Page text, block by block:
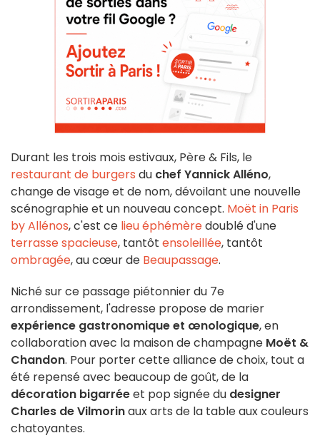
Durant les trois mois estivaux, Père & Fils, le
restaurant de burgers du chef Yannick Alléno,
change de visage et de nom, dévoilant une nouvelle
scénographie et un nouveau concept. Moët in Paris
by Allénos, c'est ce lieu éphémèredoublé d'une
terrasse spacieuse, tantôt ensoleillée, tantôt
ombragée, au cœur de Beaupassage.
Niché sur ce passage piétonnier du 7e
arrondissement, l'adresse propose de marier
expérience gastronomique et œnologique, en
collaboration avec la maison de champagne Moët &
Chandon. Pour porter cette alliance de choix, tout a
été repensé avec beaucoup de goût, de la
décoration bigarréeet pop signée du designer
Charles de Vilmorinaux arts de la table aux couleurs
chatoyantes.